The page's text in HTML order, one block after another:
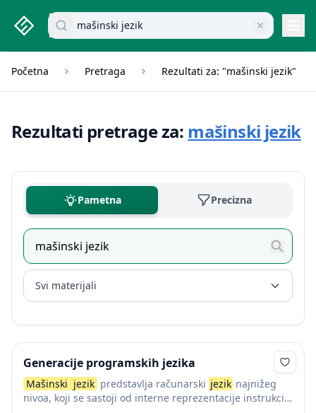
studenti.rs home page
Pretraži dokumente
Početna Pretraga Rezultati za: "mašinski jezik"
Rezultati pretrage za: mašinski jezik
Pametna Precizna
Svi materijali
Generacije programskih jezika
Mašinski jezik predstavlja računarski jezik najnižeg
nivoa, koji se sastoji od interne reprezentacije instrukcija